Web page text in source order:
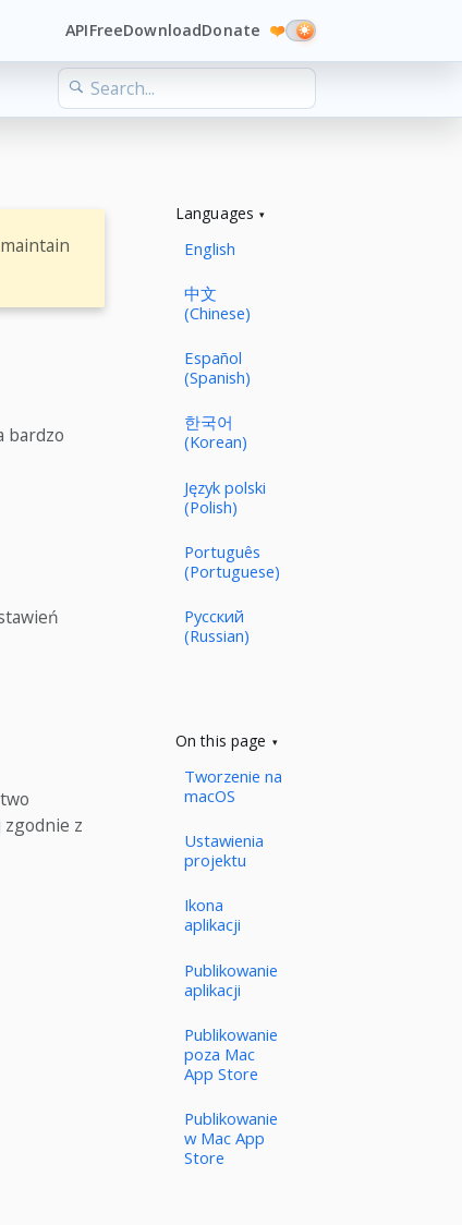
APIFreeDownloadDonate ❤️
bardzo
zgodnie z
Languages
English
中文
(Chinese)
Español
(Spanish)
한국어
(Korean)
Język polski
(Polish)
Português
(Portuguese)
Русский
(Russian)
On this page
Tworzenie na
macOS
Ustawienia
projektu
Ikona
aplikacji
Publikowanie
aplikacji
Publikowanie
poza Mac
App Store
Publikowanie
w Mac App
Store